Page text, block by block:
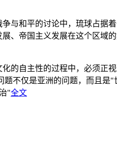
争与和平的讨论中，琉球占据
、帝国主义发展在这个区域的
的自主性的过程中，必须正
题不仅是亚洲的问题，而且
"全文